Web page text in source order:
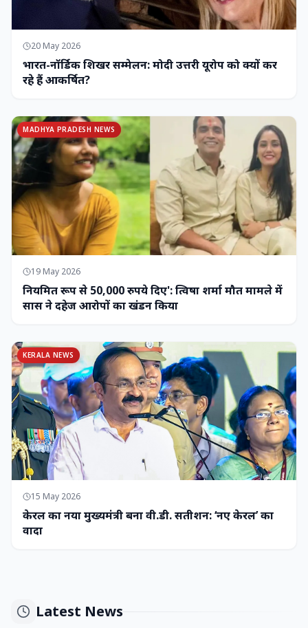
20 May 2026
भारत-नॉर्डिक शिखर सम्मेलन: मोदी उत्तरी यूरोप को क्यों कर
रहे हैं आकर्षित?
MADHYA PRADESH NEWS
19 May 2026
नियमित रूप से 50,000 रुपये दिए': त्विषा शर्मा मौत मामले में
सास ने दहेज आरोपों का खंडन किया
KERALA NEWS
15 May 2026
केरल का नया मुख्यमंत्री बना वी.डी. सतीशन: ‘नए केरल’ का
वादा
Latest News